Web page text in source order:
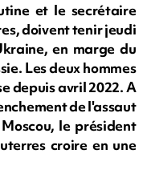
et le secrétaire
doivent tenir jeudi
en marge du
Les deux hommes
depuis avril 2022. A
de l'assaut
le président
croire en une